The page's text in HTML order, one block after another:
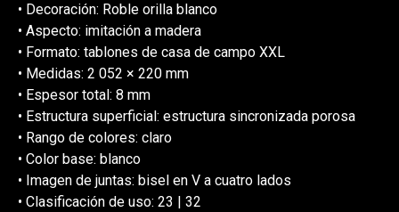
• Decoración: Roble orilla blanco
• Aspecto: imitación a madera
• Formato: tablones de casa de campo XXL
• Medidas: 2 052 × 220 mm
• Espesor total: 8 mm
• Estructura superficial: estructura sincronizada porosa
• Rango de colores: claro
• Color base: blanco
• Imagen de juntas: bisel en V a cuatro lados
• Clasificación de uso: 23 | 32